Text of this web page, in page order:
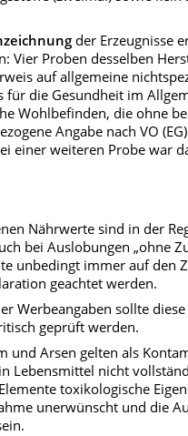
der Erzeugnisse
Vier Proben desselben
auf allgemeine
für die Gesundheit im
Wohlbefinden, die ohne
Angabe nach VO
einer weiteren Probe war
Nährwerte sind in der
bei Auslobungen „ohne
unbedingt immer auf den
geachtet werden.
Werbeangaben sollte
geprüft werden.
und Arsen gelten als
Lebensmittel nicht
toxikologische
unerwünscht und die